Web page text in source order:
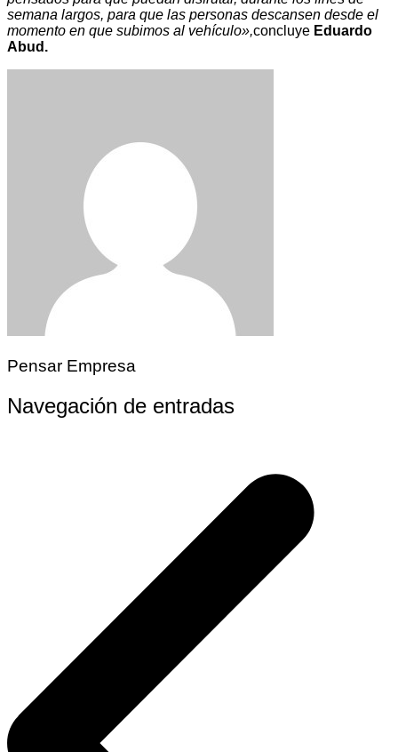
semana largos, para que las personas descansen desde el
momento en que subimos al vehículo»,concluye Eduardo
Abud.
Pensar Empresa
Navegación de entradas